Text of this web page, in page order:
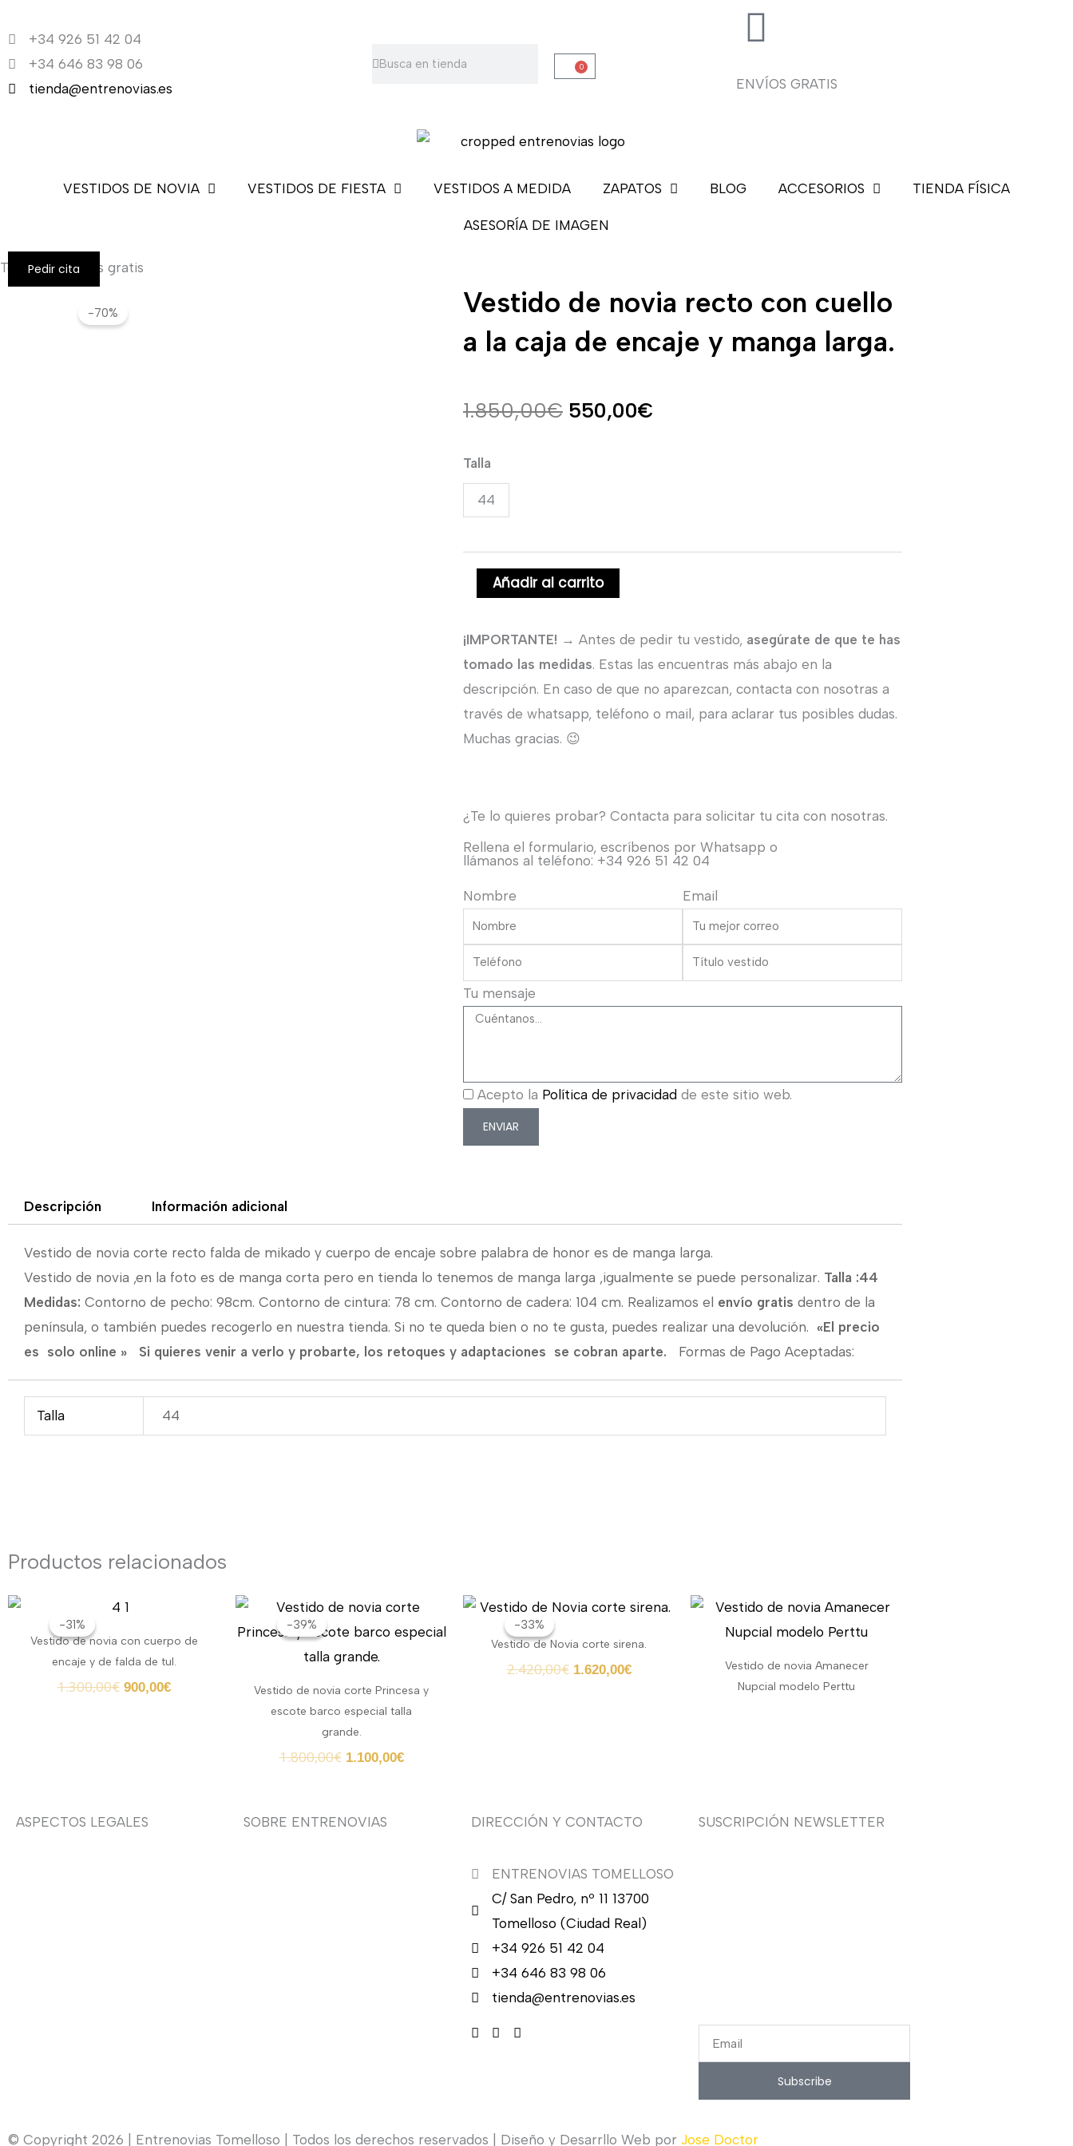
al
contenido
+34 926 51 42 04
+34 646 83 98 06
tienda@entrenovias.es
Buscar
0
Carrito
ENVÍOS GRATIS
VESTIDOS DE NOVIA VESTIDOS DE FIESTA VESTIDOS A MEDIDA ZAPATOS BLOG ACCESORIOS TIENDA FÍSICA
ASESORÍA DE IMAGEN
Pedir cita
Todos los envíos gratis
-70%
Vestido de novia recto con cuello
a la caja de encaje y manga larga.
1.850,00€ El
1.850,00€.
550,00€
550,00€.
Talla
44
Vestido
de
novia
cuello
la
caja
de
encaje
y
cantidad
Añadir al carrito
¡IMPORTANTE! → Antes de pedir tu vestido, asegúrate de que te has
tomado las medidas. Estas las encuentras más abajo en la
descripción. En caso de que no aparezcan, contacta con nosotras a
través de whatsapp, teléfono o mail, para aclarar tus posibles dudas.
Muchas gracias. 😉
¿Te lo quieres probar? Contacta para solicitar tu cita con nosotras.
Rellena el formulario, escríbenos por Whatsapp o
llámanos al teléfono: +34 926 51 42 04
Nombre Email
Tu mensaje
Acepto la Política de privacidad de este sitio web.
ENVIAR
Descripción Información adicional
Vestido de novia corte recto falda de mikado y cuerpo de encaje sobre palabra de honor es de manga larga.
Vestido de novia ,en la foto es de manga corta pero en tienda lo tenemos de manga larga ,igualmente se puede personalizar. Talla :44
Medidas: Contorno de pecho: 98cm. Contorno de cintura: 78 cm. Contorno de cadera: 104 cm. Realizamos el envío gratis dentro de la
península, o también puedes recogerlo en nuestra tienda. Si no te queda bien o no te gusta, puedes realizar una devolución. «El precio
es solo online » Si quieres venir a verlo y probarte, los retoques y adaptaciones se cobran aparte.
Formas de Pago Aceptadas:
Talla 44
Productos relacionados
-31%
-31%
Vestido de novia con cuerpo de
encaje y de falda de tul.
1.300,00€
El
original
era:
900,00€
actual
es:
-39%
-39%
Vestido de novia corte Princesa y
escote barco especial talla
grande.
1.800,00€
El
original
era:
1.100,00€
El
actual
-33%
-33%
Vestido de Novia corte sirena.
2.420,00€
El
original
2.420,00€.
1.620,00€
El
1.620,00€.
Vestido de novia Amanecer
Nupcial modelo Perttu
ASPECTOS LEGALES SOBRE ENTRENOVIAS DIRECCIÓN Y CONTACTO
ENTRENOVIAS TOMELLOSO
C/ San Pedro, nº 11 13700
Tomelloso (Ciudad Real)
+34 926 51 42 04
+34 646 83 98 06
tienda@entrenovias.es
SUSCRIPCIÓN NEWSLETTER
Email
Subscribe
© Copyright 2026 | Entrenovias Tomelloso | Todos los derechos reservados | Diseño y Desarrllo Web por Jose Doctor